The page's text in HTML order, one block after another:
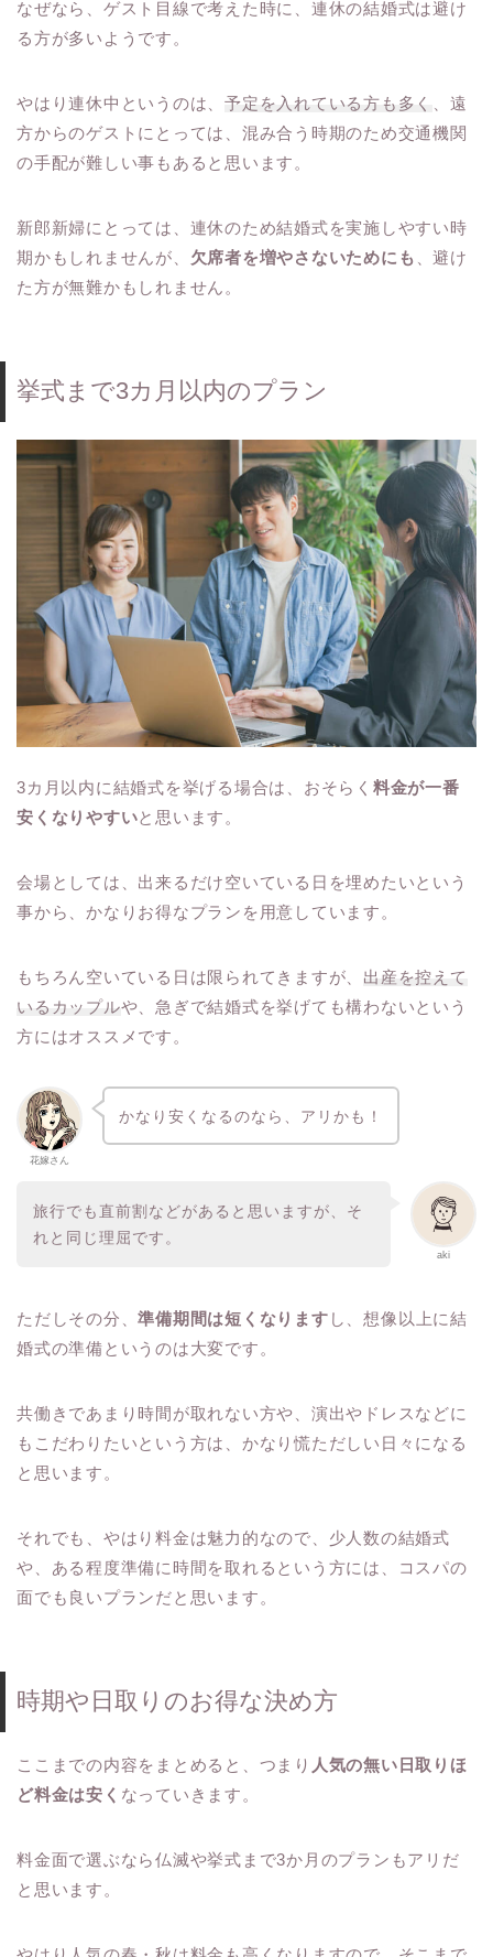
なぜなら、ゲスト目線で考えた時に、連休の結婚式は避け
る方が多いようです。
やはり連休中というのは、予定を入れている方も多く
、遠
方からのゲストにとっては、混み合う時期のため交通機関
の手配が難しい事もあると思います。
新郎新婦にとっては、連休のため結婚式を実施しやすい時
期かもしれませんが、 欠席者を増やさないためにも 、避け
た方が無難かもしれません。
挙式まで3カ月以内のプラン
3カ月以内に結婚式を挙げる場合は、おそらく 料金が一番
安くなりやすいと思います。
会場としては、出来るだけ空いている日を埋めたいという
事から、かなりお得なプランを用意しています。
もちろん空いている日は限られてきますが、 出産を控えて
いるカップルや、急ぎで結婚式を挙げても構わないという
方にはオススメです。
花嫁さん
かなり安くなるのなら、アリかも！
aki
旅行でも直前割などがあると思いますが、そ
れと同じ理屈です。
ただしその分、準備期間は短くなります し、想像以上に結
婚式の準備というのは大変です。
共働きであまり時間が取れない方や、演出やドレスなどに
もこだわりたいという方は、かなり慌ただしい日々になる
と思います。
それでも、やはり料金は魅力的なので、少人数の結婚式
や、ある程度準備に時間を取れるという方には、コスパの
面でも良いプランだと思います。
時期や日取りのお得な決め方
ここまでの内容をまとめると、つまり 人気の無い日取りほ
ど料金は安く なっていきます。
料金面で選ぶなら仏滅や挙式まで3か月のプランもアリだ
と思います。